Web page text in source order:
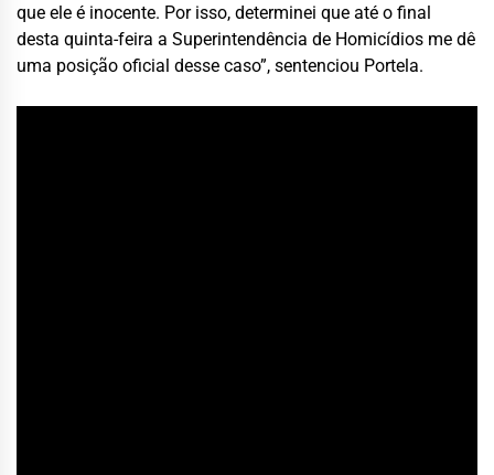
que ele é inocente. Por isso, determinei que até o final
desta quinta-feira a Superintendência de Homicídios me dê
uma posição oficial desse caso”, sentenciou Portela.